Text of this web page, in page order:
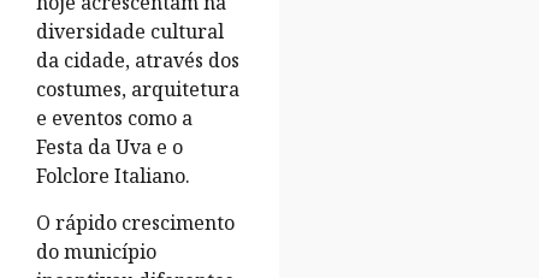
diversidade cultural
da cidade, através dos
costumes, arquitetura
e eventos como a
Festa da Uva e o
Folclore Italiano.
O rápido crescimento
do município